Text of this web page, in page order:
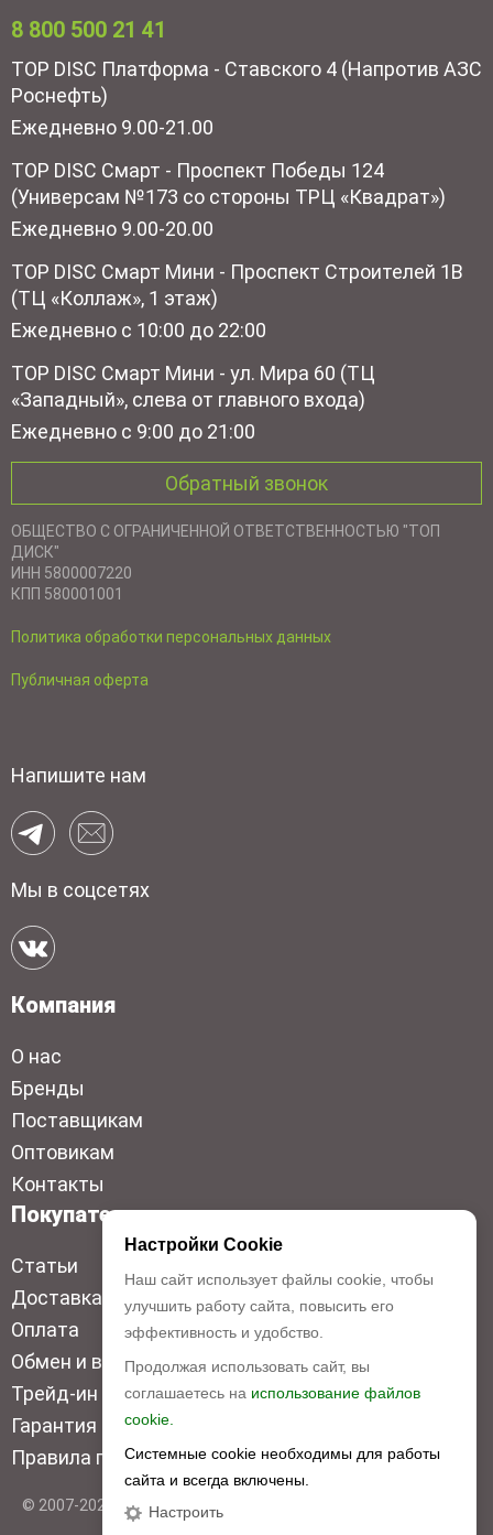
8 800 500 21 41
TOP DISC Платформа - Ставского 4 (Напротив АЗС
Роснефть)
Ежедневно 9.00-21.00
TOP DISC Смарт - Проспект Победы 124
(Универсам №173 со стороны ТРЦ «Квадрат»)
Ежедневно 9.00-20.00
TOP DISC Смарт Мини - Проспект Строителей 1В
(ТЦ «Коллаж», 1 этаж)
Ежедневно с 10:00 до 22:00
TOP DISC Смарт Мини - ул. Мира 60 (ТЦ
«Западный», слева от главного входа)
Ежедневно с 9:00 до 21:00
Обратный звонок
ОБЩЕСТВО С ОГРАНИЧЕННОЙ ОТВЕТСТВЕННОСТЬЮ "ТОП
ДИСК"
ИНН 5800007220
КПП 580001001
Политика обработки персональных данных
Публичная оферта
Напишите нам
Мы в соцсетях
Компания
О нас
Бренды
Поставщикам
Оптовикам
Контакты
Покупателям
Статьи
Доставка
Оплата
Обмен и возврат
Трейд-ин
Гарантия низкой цены
Правила продажи
© 2007-2026 Top Disc. Все права защищены
Настройки Cookie
Наш сайт использует файлы cookie, чтобы
улучшить работу сайта, повысить его
эффективность и удобство.
Продолжая использовать сайт, вы
соглашаетесь на использование файлов
cookie.
Системные cookie необходимы для работы
сайта и всегда включены.
Настроить